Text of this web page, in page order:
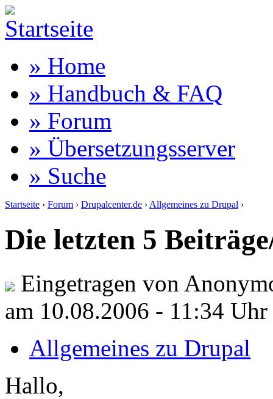
» Home
» Handbuch & FAQ
» Forum
» Übersetzungsserver
» Suche
Startseite › Forum › Drupalcenter.de › Allgemeines zu Drupal ›
Die letzten 5
Eingetragen von
am 10.08.2006 - 11:34 Uhr
Allgemeines zu Drupal
Hallo,